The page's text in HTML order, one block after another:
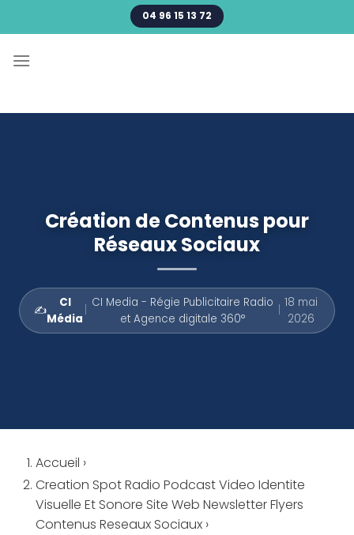
au
04 96 15 13 72
Création de Contenus pour
Réseaux Sociaux
✍️
CI
Média
CI Media - Régie Publicitaire Radio
et Agence digitale 360°
18 mai
2026
Accueil ›
Creation Spot Radio Podcast Video Identite
Visuelle Et Sonore Site Web Newsletter Flyers
Contenus Reseaux Sociaux ›